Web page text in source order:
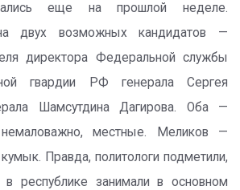
еще на прошлой неделе.
двух возможных кандидатов —
директора Федеральной службы
гвардии РФ генерала Сергея
Шамсутдина Дагирова. Оба —
местные. Меликов —
Правда, политологи подметили,
в республике занимали в основном